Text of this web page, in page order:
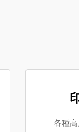
各種